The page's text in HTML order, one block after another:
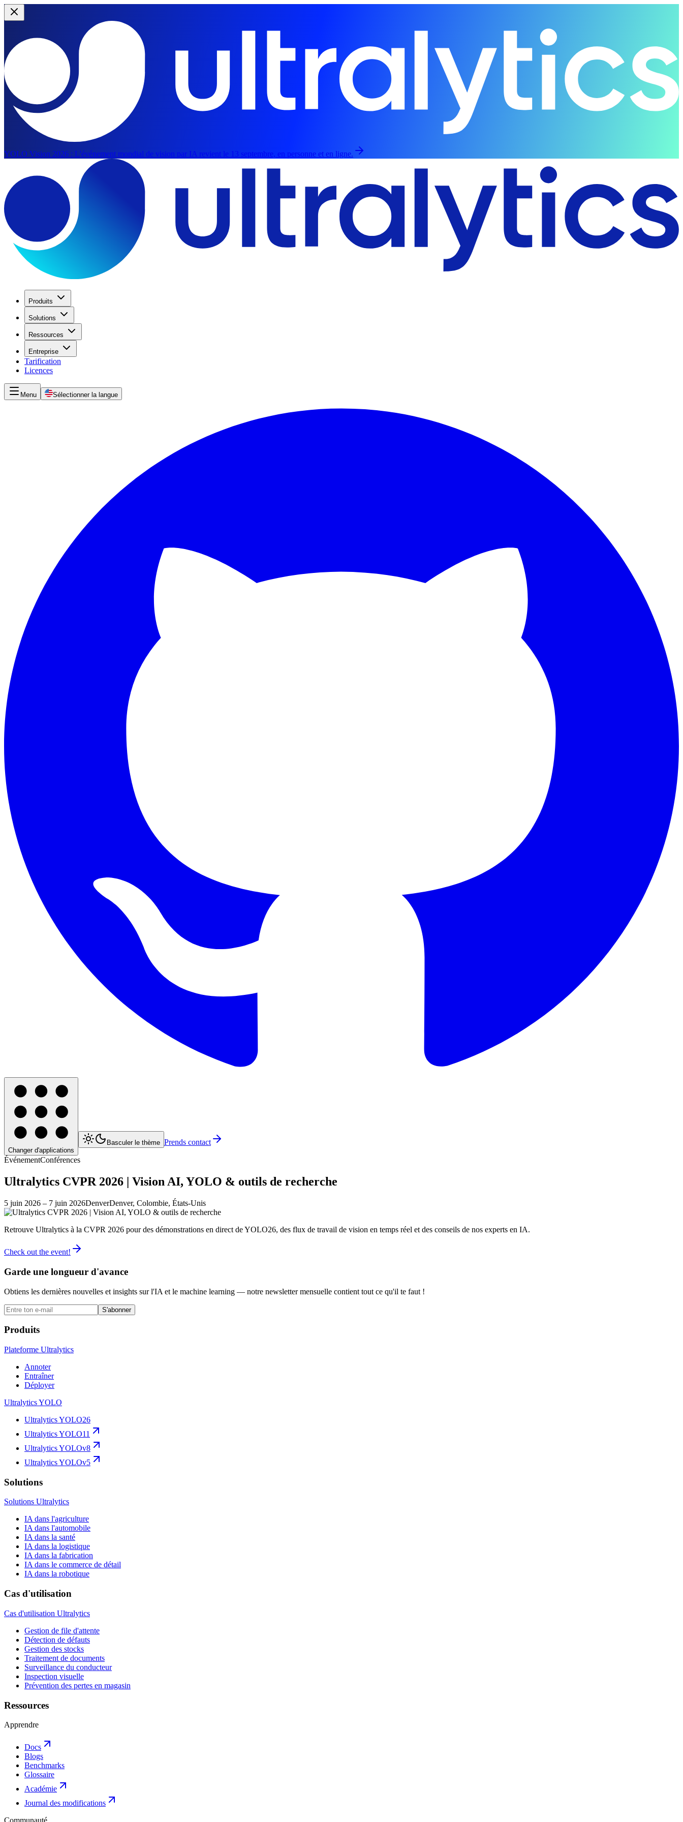
YOLO Vision 2026 : L'événement mondial de vision par IA revient le 13 septembre, en personne et en ligne.
Produits
Solutions
Ressources
Entreprise
Tarification
Licences
Menu Sélectionner la langue
Changer d'applications
Basculer le thème Prends contact
ÉvénementConférences
Ultralytics CVPR 2026 | Vision AI, YOLO & outils de recherche
5 juin 2026 – 7 juin 2026DenverDenver, Colombie, États-Unis
Retrouve Ultralytics à la CVPR 2026 pour des démonstrations en direct de YOLO26, des flux de travail de vision en temps réel et des conseils de nos experts en IA.
Check out the event!
Garde une longueur d'avance
Obtiens les dernières nouvelles et insights sur l'IA et le machine learning — notre newsletter mensuelle contient tout ce qu'il te faut !
S'abonner
Produits
Plateforme Ultralytics
Annoter
Entraîner
Déployer
Ultralytics YOLO
Ultralytics YOLO26
Ultralytics YOLO11
Ultralytics YOLOv8
Ultralytics YOLOv5
Solutions
Solutions Ultralytics
IA dans l'agriculture
IA dans l'automobile
IA dans la santé
IA dans la logistique
IA dans la fabrication
IA dans le commerce de détail
IA dans la robotique
Cas d'utilisation
Cas d'utilisation Ultralytics
Gestion de file d'attente
Détection de défauts
Gestion des stocks
Traitement de documents
Surveillance du conducteur
Inspection visuelle
Prévention des pertes en magasin
Ressources
Apprendre
Docs
Blogs
Benchmarks
Glossaire
Académie
Journal des modifications